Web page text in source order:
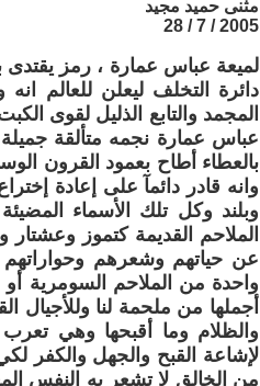
مثنى حميد مجيد
2005 / 7 / 28
لميعة عباس عمارة ، رمز يقتدى
دائرة التخلف ليعلن للعالم
المجمد والتابع الذليل لقوى
عباس عمارة نجمه متألقة
بالعطاء أطاح بعمود القرون
وانه قادر دائمآ على إعادة
وبلند وكل تلك الأسماء
الملاحم القديمة كتموز
عن حياتهم وشعرهم وحواراتهم
واحدة من الملاحم السومرية أو
أجملها من ملحمة لنا
والظلام وما أقبحها وهي
لإشاعة القبح والجهل والكفر
من الخالق لا تشعر به النفس